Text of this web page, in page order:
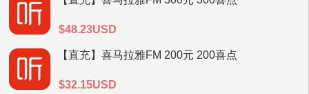
$48.23USD
【直充】喜马拉雅FM 200元 200喜点
$32.15USD